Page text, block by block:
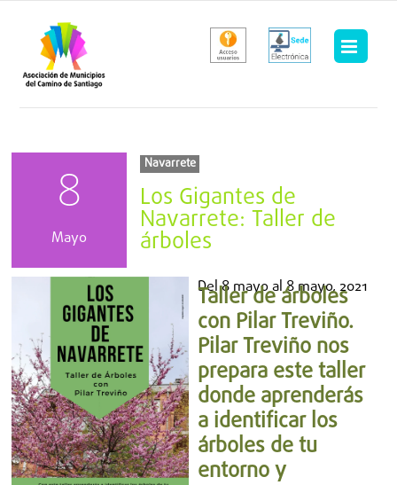
contenido
8
Mayo
Navarrete
Los Gigantes de
Navarrete: Taller de
árboles
Del8 mayoal8 mayo, 2021
Taller de árboles
con Pilar Treviño.
Pilar Treviño nos
prepara este taller
donde aprenderás
a identificar los
árboles de tu
entorno y